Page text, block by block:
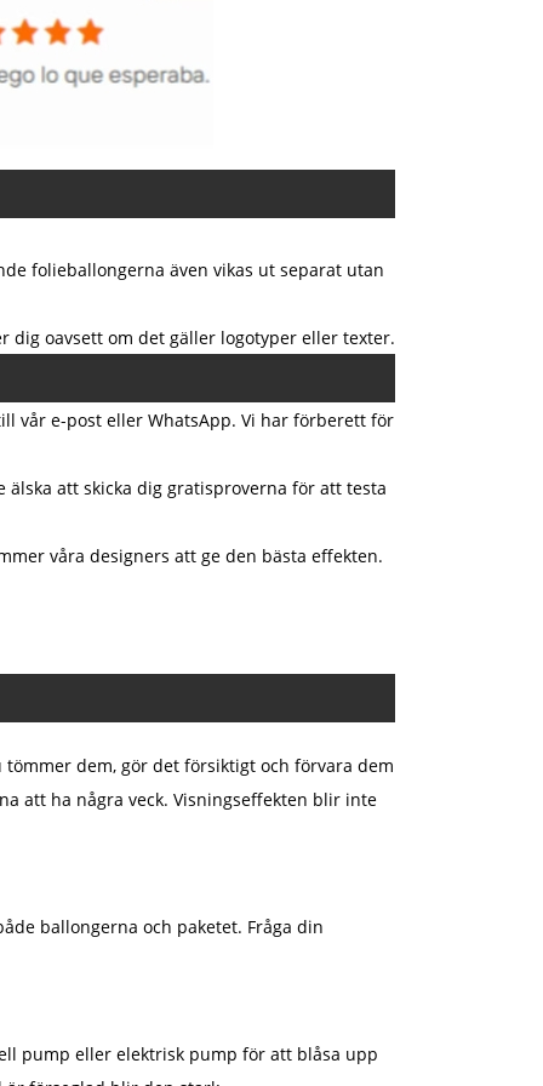
folieballongerna även vikas ut separat utan
dig oavsett om det gäller logotyper eller texter.
vår e-post eller WhatsApp. Vi har förberett för
att skicka dig gratisproverna för att testa
våra designers att ge den bästa effekten.
dem, gör det försiktigt och förvara dem
att ha några veck. Visningseffekten blir inte
ballongerna och paketet. Fråga din
pump eller elektrisk pump för att blåsa upp